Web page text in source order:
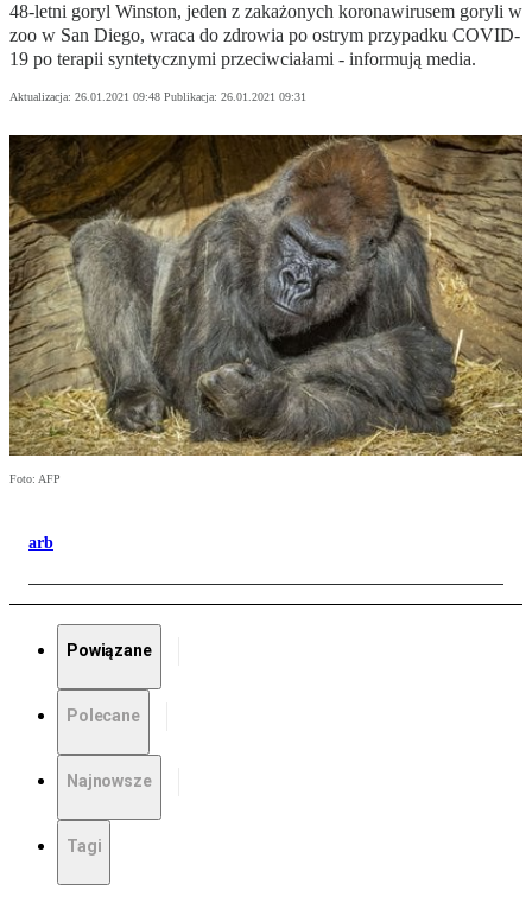
48-letni goryl Winston, jeden z zakażonych koronawirusem goryli w
zoo w San Diego, wraca do zdrowia po ostrym przypadku COVID-
19 po terapii syntetycznymi przeciwciałami - informują media.
Aktualizacja: 26.01.2021 09:48 Publikacja: 26.01.2021 09:31
Foto: AFP
arb
Powiązane
Polecane
Najnowsze
Tagi